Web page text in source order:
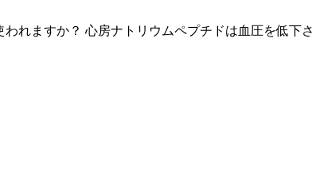
れますか？ 心房ナトリウムペプチドは血圧を低下さ